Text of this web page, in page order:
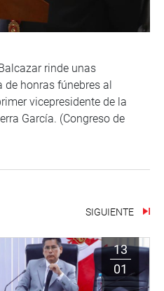
rinde unas
de honras fúnebres al
vicepresidente de la
García. (Congreso de
SIGUIENTE
13
01